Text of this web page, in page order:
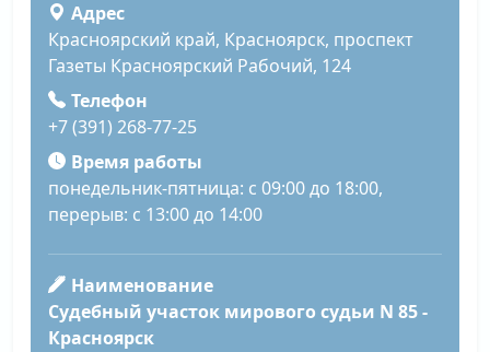
Адрес
Красноярский край, Красноярск, проспект
Газеты Красноярский Рабочий, 124
Телефон
+7 (391) 268-77-25
Время работы
понедельник-пятница: с 09:00 до 18:00,
перерыв: с 13:00 до 14:00
Наименование
Судебный участок мирового судьи N 85 -
Красноярск